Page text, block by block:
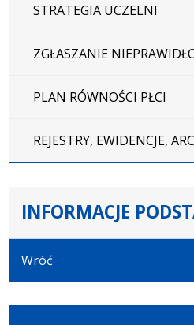
STRATEGIA UCZELNI
ZGŁASZANIE
PLAN RÓWNOŚCI PŁCI
REJESTRY, EWIDENCJE,
INFORMACJE
Wróć